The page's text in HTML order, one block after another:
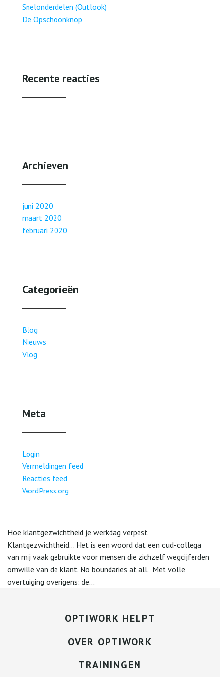
Snelonderdelen (Outlook)
De Opschoonknop
Recente reacties
Archieven
juni 2020
maart 2020
februari 2020
Categorieën
Blog
Nieuws
Vlog
Meta
Login
Vermeldingen feed
Reacties feed
WordPress.org
Hoe klantgezwichtheid je werkdag verpest
Klantgezwichtheid… Het is een woord dat een oud-collega
van mij vaak gebruikte voor mensen die zichzelf wegcijferden
omwille van de klant. No boundaries at all. Met volle
overtuiging overigens: de...
OPTIWORK HELPT
OVER OPTIWORK
TRAININGEN